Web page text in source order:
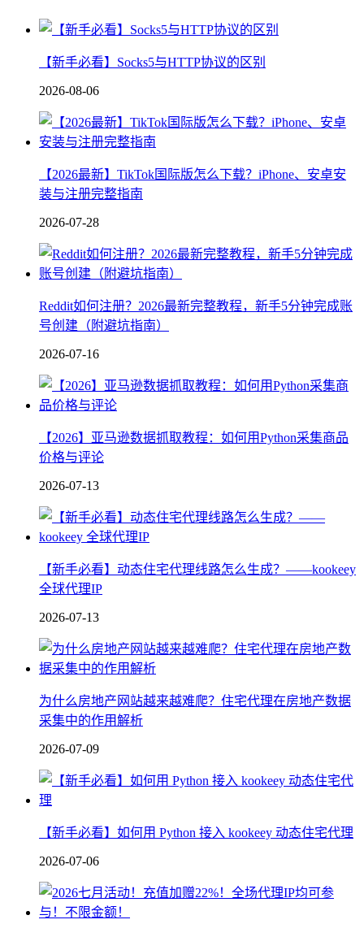
【新手必看】Socks5与HTTP协议的区别
2026-08-06
【2026最新】TikTok国际版怎么下载？iPhone、安卓安
装与注册完整指南
2026-07-28
Reddit如何注册？2026最新完整教程，新手5分钟完成账
号创建（附避坑指南）
2026-07-16
【2026】亚马逊数据抓取教程：如何用Python采集商品
价格与评论
2026-07-13
【新手必看】动态住宅代理线路怎么生成？——kookeey
全球代理IP
2026-07-13
为什么房地产网站越来越难爬？住宅代理在房地产数据
采集中的作用解析
2026-07-09
【新手必看】如何用 Python 接入 kookeey 动态住宅代理
2026-07-06